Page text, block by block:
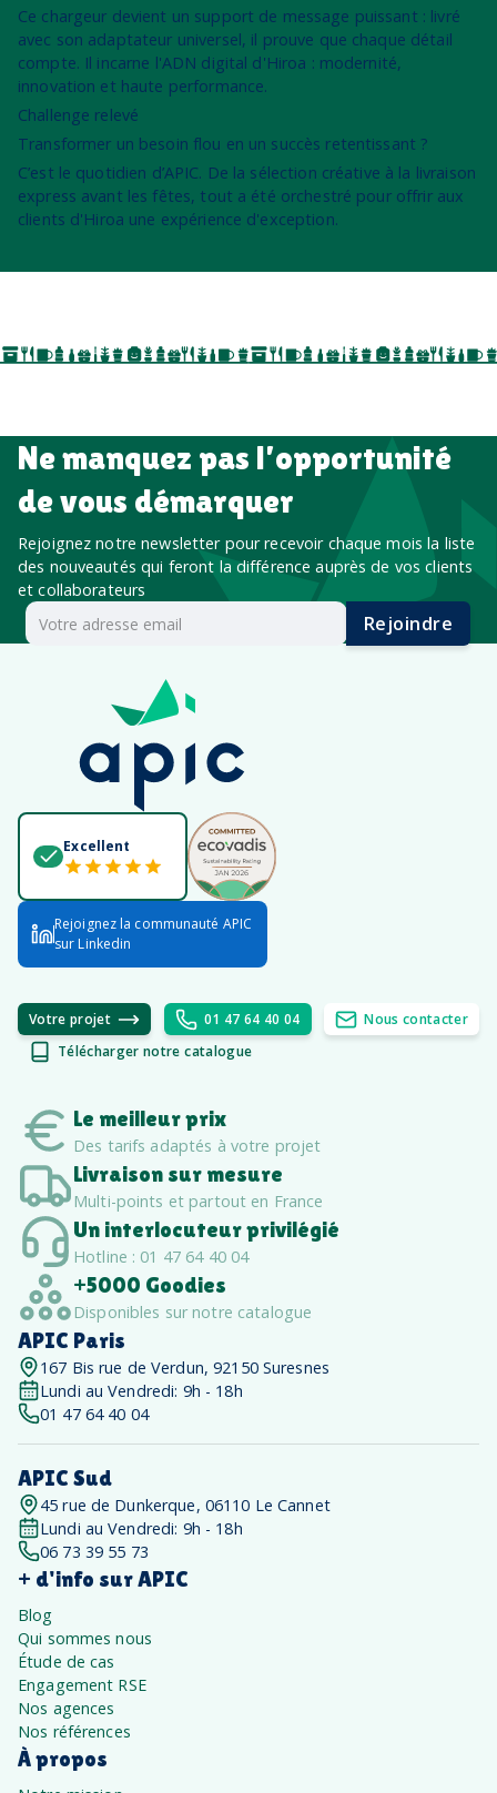
Ce chargeur devient un support de message puissant : livré
avec son adaptateur universel, il prouve que chaque détail
compte. Il incarne l'ADN digital d'Hiroa : modernité,
innovation et haute performance.
Challenge relevé
Transformer un besoin flou en un succès retentissant ?
C’est le quotidien d’APIC. De la sélection créative à la livraison
express avant les fêtes, tout a été orchestré pour offrir aux
clients d'Hiroa une expérience d'exception.
Ne manquez pas l’opportunité
de vous démarquer
Rejoignez notre newsletter pour recevoir chaque mois la liste
des nouveautés qui feront la différence auprès de vos clients
et collaborateurs
Rejoindre
Excellent
Rejoignez la communauté APIC
sur Linkedin
Votre projet 01 47 64 40 04
Nous contacter
Télécharger notre catalogue
Le meilleur prix
Des tarifs adaptés à votre projet
Livraison sur mesure
Multi-points et partout en France
Un interlocuteur privilégié
Hotline : 01 47 64 40 04
+5000 Goodies
Disponibles sur notre catalogue
APIC Paris
167 Bis rue de Verdun, 92150 Suresnes
Lundi au Vendredi: 9h - 18h
01 47 64 40 04
APIC Sud
45 rue de Dunkerque, 06110 Le Cannet
Lundi au Vendredi: 9h - 18h
06 73 39 55 73
+ d'info sur APIC
Blog
Qui sommes nous
Étude de cas
Engagement RSE
Nos agences
Nos références
À propos